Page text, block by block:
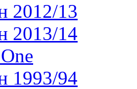
2012/13
2013/14
1993/94